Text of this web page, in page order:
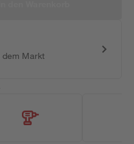
dem Markt